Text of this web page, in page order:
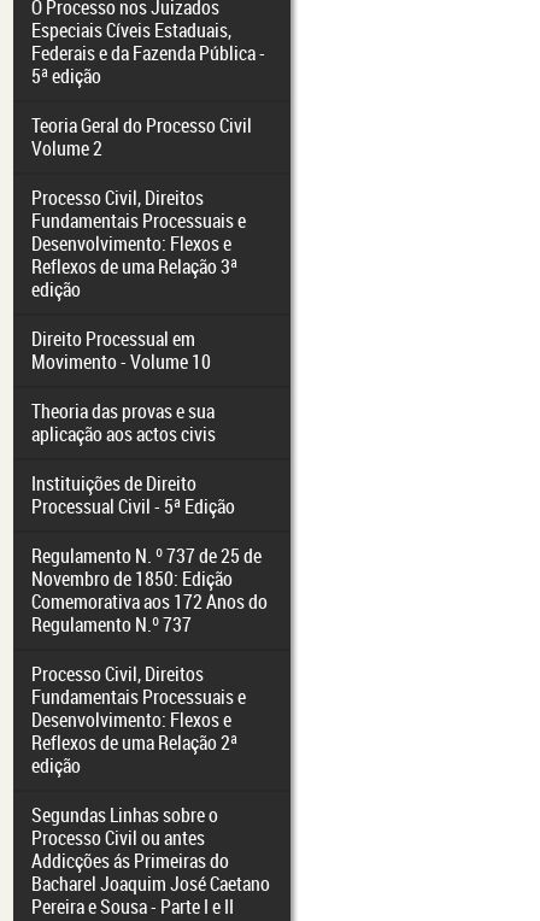
O Processo nos Juizados
Especiais Cíveis Estaduais,
Federais e da Fazenda Pública -
5ª edição
Teoria Geral do Processo Civil
Volume 2
Processo Civil, Direitos
Fundamentais Processuais e
Desenvolvimento: Flexos e
Reflexos de uma Relação 3ª
edição
Direito Processual em
Movimento - Volume 10
Theoria das provas e sua
aplicação aos actos civis
Instituições de Direito
Processual Civil - 5ª Edição
Regulamento N. º 737 de 25 de
Novembro de 1850: Edição
Comemorativa aos 172 Anos do
Regulamento N.º 737
Processo Civil, Direitos
Fundamentais Processuais e
Desenvolvimento: Flexos e
Reflexos de uma Relação 2ª
edição
Segundas Linhas sobre o
Processo Civil ou antes
Addicções ás Primeiras do
Bacharel Joaquim José Caetano
Pereira e Sousa - Parte I e II